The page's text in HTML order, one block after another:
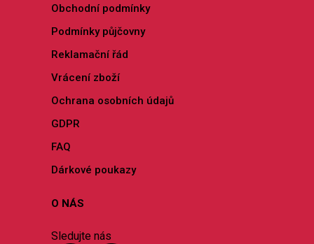
Obchodní podmínky
Podmínky půjčovny
Reklamační řád
Vrácení zboží
Ochrana osobních údajů
GDPR
FAQ
Dárkové poukazy
O NÁS
Sledujte nás